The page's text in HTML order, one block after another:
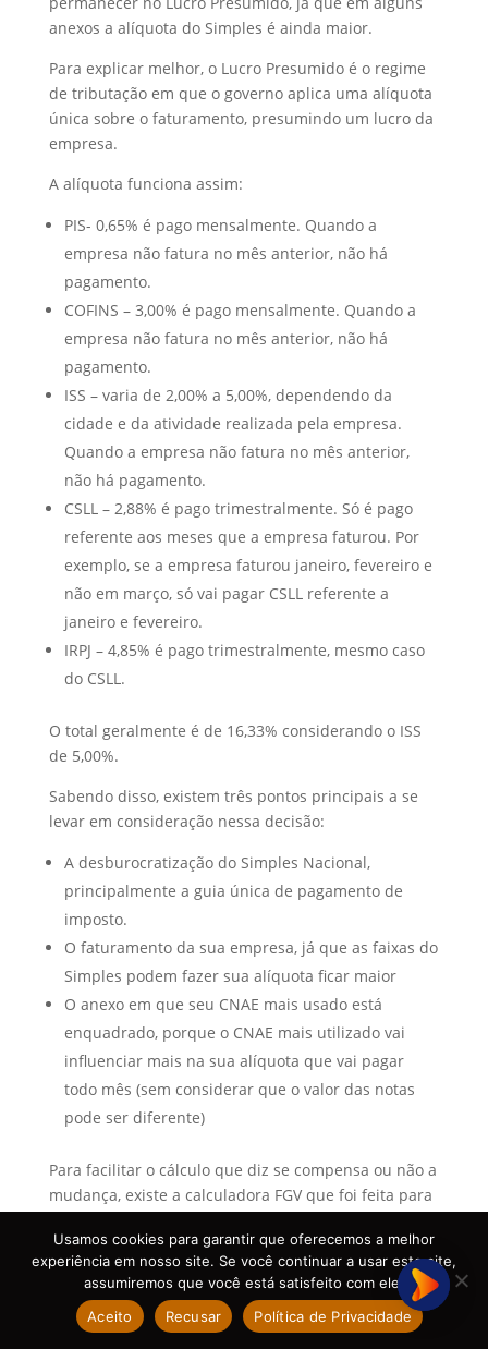
anexos a alíquota do Simples é ainda maior.
Para explicar melhor, o Lucro Presumido é o regime
de tributação em que o governo aplica uma alíquota
única sobre o faturamento, presumindo um lucro da
empresa.
A alíquota funciona assim:
PIS- 0,65% é pago mensalmente. Quando a
empresa não fatura no mês anterior, não há
pagamento.
COFINS – 3,00% é pago mensalmente. Quando a
empresa não fatura no mês anterior, não há
pagamento.
ISS – varia de 2,00% a 5,00%, dependendo da
cidade e da atividade realizada pela empresa.
Quando a empresa não fatura no mês anterior,
não há pagamento.
CSLL – 2,88% é pago trimestralmente. Só é pago
referente aos meses que a empresa faturou. Por
exemplo, se a empresa faturou janeiro, fevereiro e
não em março, só vai pagar CSLL referente a
janeiro e fevereiro.
IRPJ – 4,85% é pago trimestralmente, mesmo caso
do CSLL.
O total geralmente é de 16,33% considerando o ISS
de 5,00%.
Sabendo disso, existem três pontos principais a se
levar em consideração nessa decisão:
A desburocratização do Simples Nacional,
principalmente a guia única de pagamento de
imposto.
O faturamento da sua empresa, já que as faixas do
Simples podem fazer sua alíquota ficar maior
O anexo em que seu CNAE mais usado está
enquadrado, porque o CNAE mais utilizado vai
influenciar mais na sua alíquota que vai pagar
todo mês (sem considerar que o valor das notas
pode ser diferente)
Para facilitar o cálculo que diz se compensa ou não a
mudança, existe a calculadora FGV que foi feita para
atividade. Lembrando que é sempre bom confirmar
com um contador antes de tomar a decisão.
E então? Sua empresa se
enquadra no Simples
Usamos cookies para garantir que oferecemos a melhor
experiência em nosso site. Se você continuar a usar este site,
assumiremos que você está satisfeito com ele.
Aceito
Recusar Política de Privacidade